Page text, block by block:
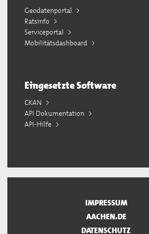
Geodatenportal
Ratsinfo
Serviceportal
Mobilitätsdashboard
Eingesetzte Software
CKAN
API Dokumentation
API-Hilfe
IMPRESSUM
AACHEN.DE
DATENSCHUTZ